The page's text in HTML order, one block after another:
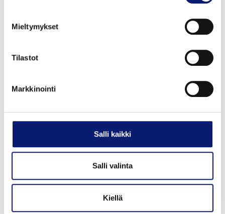
Mieltymykset
Tilastot
Markkinointi
Salli kaikki
Salli valinta
Kiellä
Uusi auto
Vantaa
PLUS SPORT EDITION